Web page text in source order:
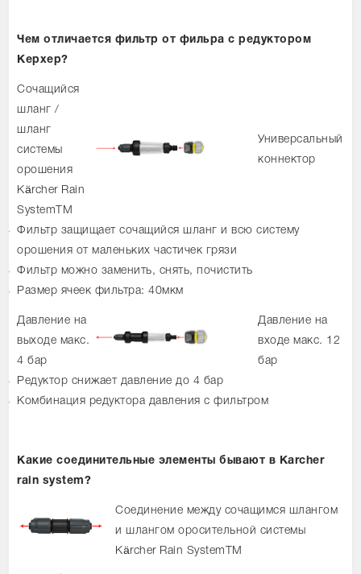
Чем отличается фильтр от фильра с редуктором
Керхер?
Сочащийся
шланг /
шланг
системы
орошения
Kärcher Rain
SystemTM
Универсальный
коннектор
Фильтр защищает сочащийся шланг и всю систему
орошения от маленьких частичек грязи
Фильтр можно заменить, снять, почистить
Размер ячеек фильтра: 40мкм
Давление на
выходе макс.
4 бар
Давление на
входе макс. 12
бар
Редуктор снижает давление до 4 бар
Комбинация редуктора давления с фильтром
Какие соединительные элементы бывают в Karcher
rain system?
Соединение между сочащимся шлангом
и шлангом оросительной системы
Kärcher Rain SystemTM